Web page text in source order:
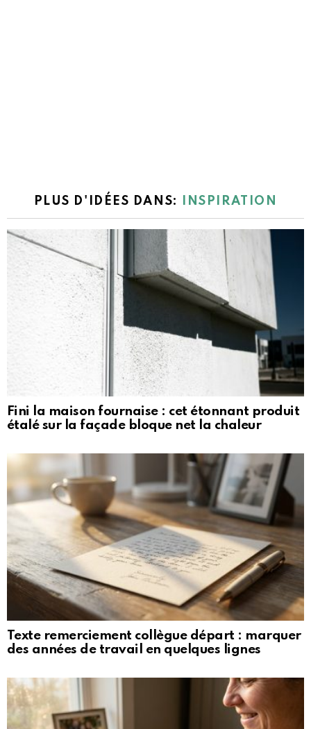
PLUS D'IDÉES DANS: INSPIRATION
Fini la maison fournaise : cet étonnant produit
étalé sur la façade bloque net la chaleur
Texte remerciement collègue départ : marquer
des années de travail en quelques lignes